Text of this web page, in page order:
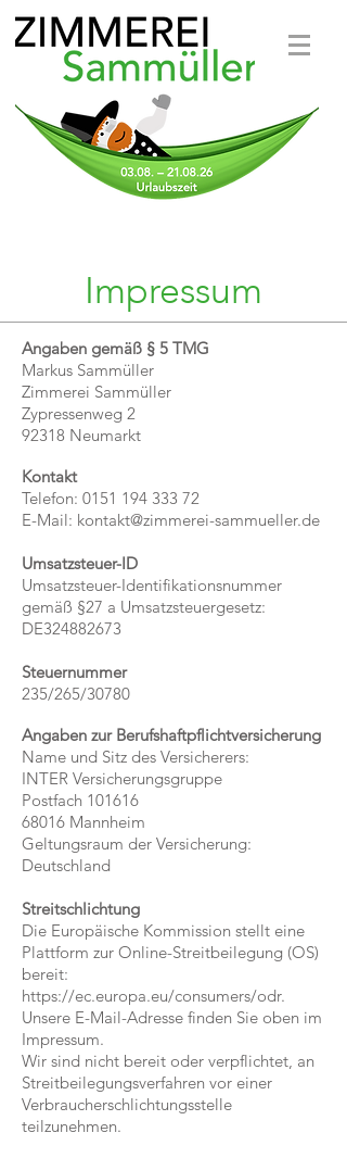
Impressum
Angaben gemäß § 5 TMG
Markus Sammüller
Zimmerei Sammüller
Zypressenweg 2
92318 Neumarkt
Kontakt
Telefon: 0151 194 333 72
E-Mail: kontakt@zimmerei-sammueller.de
Umsatzsteuer-ID
Umsatzsteuer-Identifikationsnummer
gemäß §27 a Umsatzsteuergesetz:
DE324882673
Steuernummer
235/265/30780
Angaben zur Berufshaftpflichtversicherung
Name und Sitz des Versicherers:
INTER Versicherungsgruppe
Postfach 101616
68016 Mannheim
Geltungsraum der Versicherung:
Deutschland
Streitschlichtung
Die Europäische Kommission stellt eine
Plattform zur Online-Streitbeilegung (OS)
bereit:
https://ec.europa.eu/consumers/odr.
Unsere E-Mail-Adresse finden Sie oben im
Impressum.
Wir sind nicht bereit oder verpflichtet, an
Streitbeilegungsverfahren vor einer
Verbraucherschlichtungsstelle
teilzunehmen.